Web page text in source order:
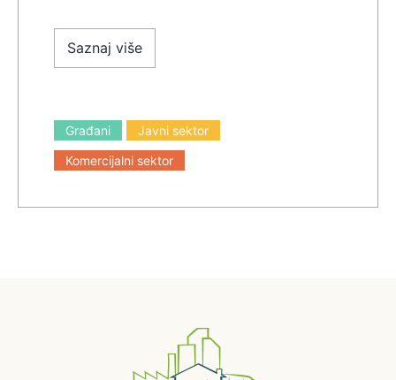
Saznaj više
Građani
Javni sektor
Komercijalni sektor